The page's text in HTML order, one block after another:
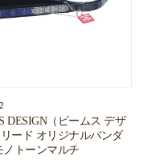
DESIGN（ビームス デザ
ード オリジナルバンダ
ノトーンマルチ